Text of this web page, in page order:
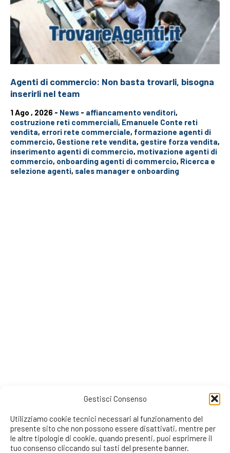
Gestisci Consenso
Utilizziamo cookie tecnici necessari al funzionamento del
presente sito che non possono essere disattivati, mentre per
le altre tipologie di cookie, quando presenti, puoi esprimere il
tuo consenso cliccando sui tasti del presente banner.
Agenti di commercio: Non basta trovarli, bisogna
inserirli nel team
1 Ago , 2026 - News - affiancamento venditori,
costruzione reti commerciali, Emanuele Conte reti
vendita, errori rete commerciale, formazione agenti di
commercio, Gestione rete vendita, gestire forza vendita,
inserimento agenti di commercio, motivazione agenti di
commercio, onboarding agenti di commercio, Ricerca e
selezione agenti, sales manager e onboarding